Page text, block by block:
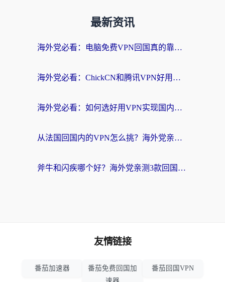
最新资讯
海外党必看：电脑免费VPN回国真的靠谱吗？附实测对比与最优方案指南
海外党必看：ChickCN和腾讯VPN好用吗？3招选对回国加速器，告别地区限制
海外党必看：如何选好用VPN实现国内资源无缝访问？从越南到全球都适用
从法国回国内的VPN怎么挑？海外党亲测：稳定、多端、安全才是关键
斧牛和闪疾哪个好？海外党亲测3款回国加速器，教你选到不踩坑的那一款
友情链接
番茄加速器
番茄免费回国加
番茄回国VPN